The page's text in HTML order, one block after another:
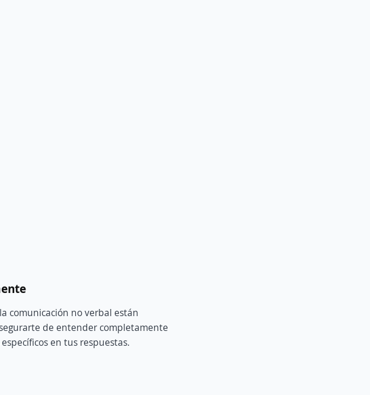
comunicación no verbal están
de entender completamente
en tus respuestas.